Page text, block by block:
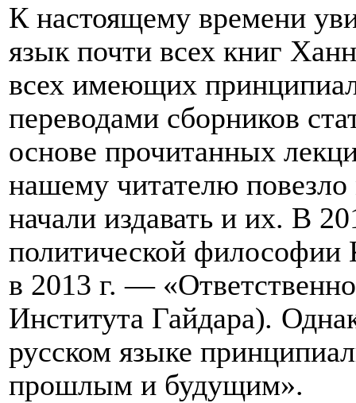
К настоящему времени
язык почти всех книг
всех имеющих
переводами сборников
основе прочитанных
нашему читателю
начали издавать и их. В
политической философии
в 2013 г. —
Института Гайдара).
русском языке
прошлым и будущим».